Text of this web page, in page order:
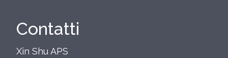
Contatti
Xin Shu APS